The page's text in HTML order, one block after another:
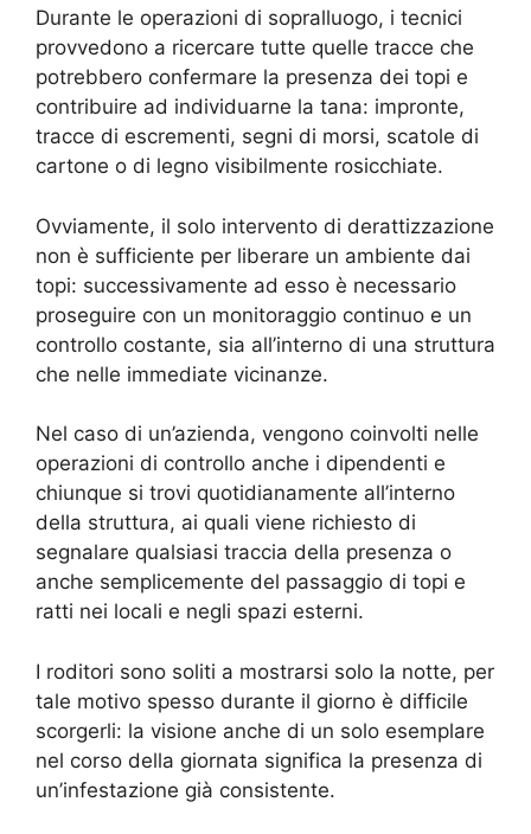
Durante le operazioni di sopralluogo, i tecnici
provvedono a ricercare tutte quelle tracce che
potrebbero confermare la presenza dei topi e
contribuire ad individuarne la tana: impronte,
tracce di escrementi, segni di morsi, scatole di
cartone o di legno visibilmente rosicchiate.
Ovviamente, il solo intervento di derattizzazione
non è sufficiente per liberare un ambiente dai
topi: successivamente ad esso è necessario
proseguire con un monitoraggio continuo e un
controllo costante, sia all’interno di una struttura
che nelle immediate vicinanze.
Nel caso di un’azienda, vengono coinvolti nelle
operazioni di controllo anche i dipendenti e
chiunque si trovi quotidianamente all’interno
della struttura, ai quali viene richiesto di
segnalare qualsiasi traccia della presenza o
anche semplicemente del passaggio di topi e
ratti nei locali e negli spazi esterni.
I roditori sono soliti a mostrarsi solo la notte, per
tale motivo spesso durante il giorno è difficile
scorgerli: la visione anche di un solo esemplare
nel corso della giornata significa la presenza di
un’infestazione già consistente.